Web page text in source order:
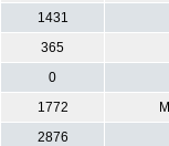
1431
365
0
1772
2876